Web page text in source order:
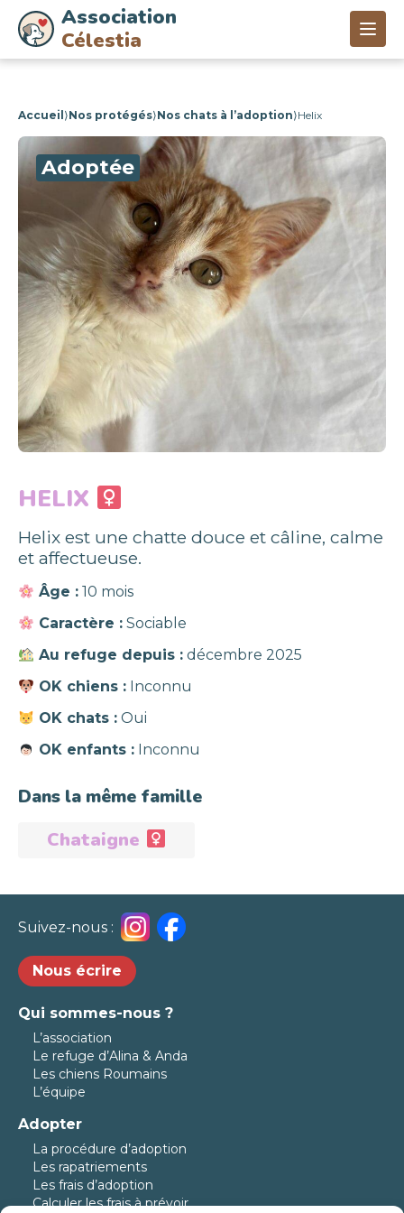
Association
Célestia
Accueil ⟩Nos protégés⟩Nos chats à l’adoption⟩Helix
Adoptée
HELIX
Helix est une chatte douce et câline, calme
et affectueuse.
Âge : 10 mois
Caractère : Sociable
Au refuge depuis : décembre 2025
OK chiens : Inconnu
OK chats : Oui
OK enfants : Inconnu
Dans la même famille
Adoptée
Chataigne
Suivez-nous :
Nous écrire
Qui sommes-nous ?
L’association
Le refuge d’Alina & Anda
Les chiens Roumains
L’équipe
Adopter
La procédure d’adoption
Les rapatriements
Les frais d’adoption
Calculer les frais à prévoir